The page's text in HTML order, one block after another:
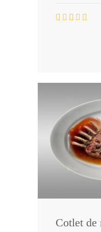
Cotlet de